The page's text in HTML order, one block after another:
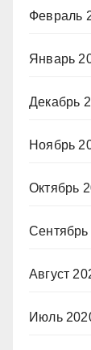
Февраль
Январь
Декабрь
Ноябрь
Октябрь
Сентябрь
Август
Июль